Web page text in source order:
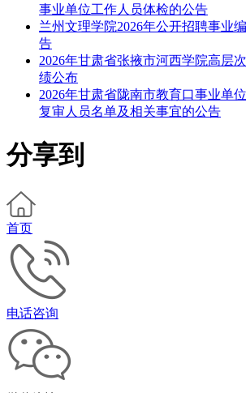
事业单位工作人员体检的公告
兰州文理学院2026年公开招聘事业
告
2026年甘肃省张掖市河西学院高层
绩公布
2026年甘肃省陇南市教育口事业单
复审人员名单及相关事宜的公告
分享到
首页
电话咨询